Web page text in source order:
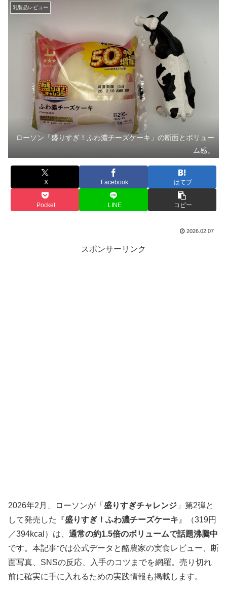
乳製品レビュー
ローソン「盛りすぎ！ふわ濃チーズケーキ」の断面とボリュー
ム感。
X Facebook はてブ
Pocket LINE コピー
2026.02.07
スポンサーリンク
2026年2月、ローソンが「 盛りすぎチャレンジ 」第2弾と
して発売した『盛りすぎ！ふわ濃チーズケーキ 』（319円
／394kcal）は、 通常の約1.5倍のボリュームで話題沸騰中
です。本記事では公式データと酪農家の実食レビュー、断
面写真、SNSの反応、入手のコツまでを網羅。売り切れ
前に確実に手に入れるための実践情報も掲載します。